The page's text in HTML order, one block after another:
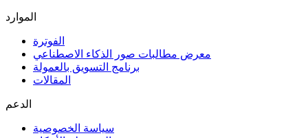
الموارد
الفوترة
معرض مطالبات صور الذكاء الاصطناعي
برنامج التسويق بالعمولة
المقالات
الدعم
سياسة الخصوصية